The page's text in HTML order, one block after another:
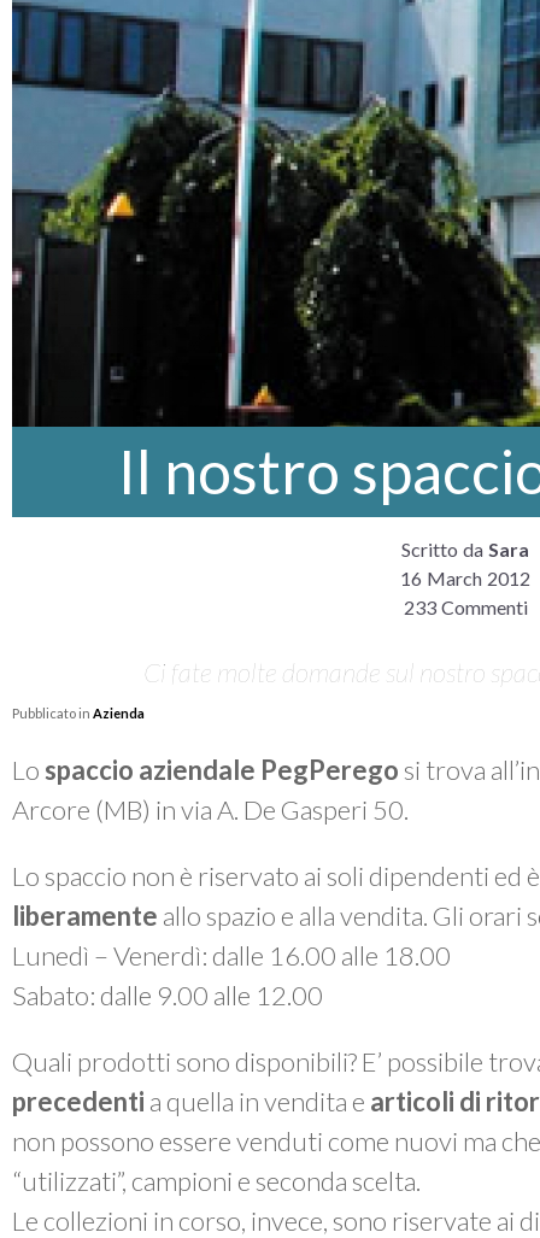
Il nostro
Scritto da Sara
16 March 2012
233 Commenti
Ci fate molte domande sul nostro
Pubblicato in Azienda
Lo spaccio aziendale PegPerego si trova
Arcore (MB) in via A. De Gasperi 50.
Lo spaccio non è riservato ai soli dipendenti ed
liberamente allo spazio e alla vendita. Gli orari
Lunedì – Venerdì: dalle 16.00 alle 18.00
Sabato: dalle 9.00 alle 12.00
Quali prodotti sono disponibili? E’ possibile
precedenti a quella in vendita e articoli di
non possono essere venduti come nuovi ma
“utilizzati”, campioni e seconda scelta.
Le collezioni in corso, invece, sono riservate ai